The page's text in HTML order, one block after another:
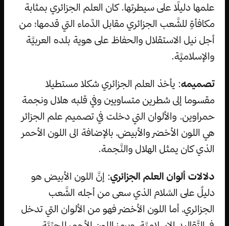
علمها دليلًا على سيطرتها. كان العلم الجزائري بمثابة
مكافأةٍ للشَّعب الجزائري مقابل الدِّماء التي قدمها؛ من
أجل نيل الاستقلال والحفاظ على هوية بلده العربيَّة
والإسلاميَّة.
تصميمه: يأخذ العلم الجزائري شكلا مستطيلا
مقسوما إلى شطرين متساويين وفي قلبه هلال ونجمة
حمراوين. والألوان التي دخلت في تصميم علم الجزائر
هي اللون الأخضر والأبيض، بالإضافة الى اللون الأحمر
الذي كان يمثل الهلال والنَّجمة.
دلالات ألوان العلم الجزائري: إنَّ اللون الأبيض هو
دليلٌ على السَّلام الذي سعى من أجله الشَّعب
الجزائري، أما اللون الأخضر فهو من الألوان التي تدخل